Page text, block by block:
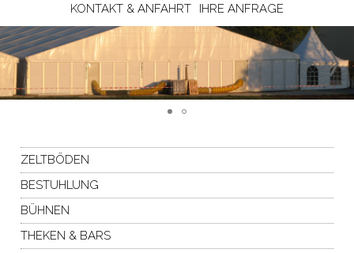
KONTAKT & ANFAHRT
IHRE ANFRAGE
ZELTBÖDEN
BESTUHLUNG
BÜHNEN
THEKEN & BARS